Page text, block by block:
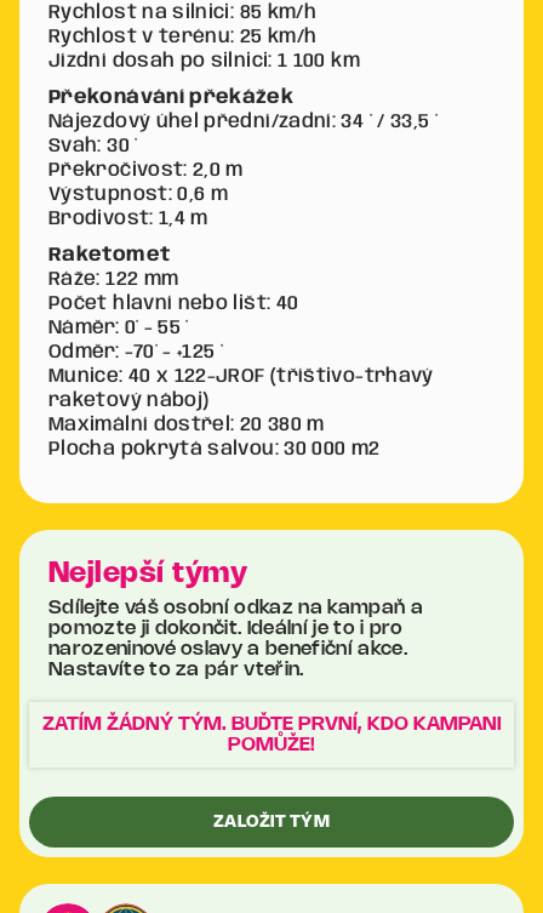
Rychlost na silnici: 85 km/h
Rychlost v terénu: 25 km/h
Jízdní dosah po silnici: 1 100 km
Překonávání překážek
Nájezdový úhel přední/zadní: 34 ° / 33,5 °
Svah: 30 °
Překročivost: 2,0 m
Výstupnost: 0,6 m
Brodivost: 1,4 m
Raketomet
Ráže: 122 mm
Počet hlavní nebo lišt: 40
Náměr: 0° - 55 °
Odměr: -70° - +125 °
Munice: 40 x 122-JROF (tříštivo-trhavý
raketový náboj)
Maximální dostřel: 20 380 m
Plocha pokrytá salvou: 30 000 m2
Nejlepší týmy
Sdílejte váš osobní odkaz na kampaň a
pomozte ji dokončit. Ideální je to i pro
narozeninové oslavy a benefiční akce.
Nastavíte to za pár vteřin.
ZATÍM ŽÁDNÝ TÝM. BUĎTE PRVNÍ, KDO KAMPANI
POMŮŽE!
ZALOŽIT TÝM